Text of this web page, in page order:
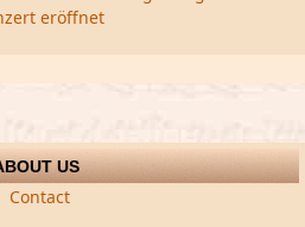
eröffnet
US
Contact